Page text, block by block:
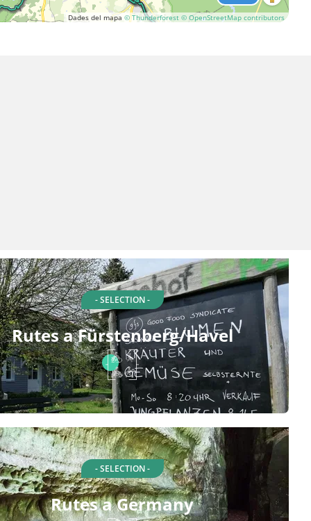
Dades del mapa © Thunderforest © OpenStreetMap contributors
- SELECTION -
Rutes a Fürstenberg/Havel
- SELECTION -
Rutes a Germany